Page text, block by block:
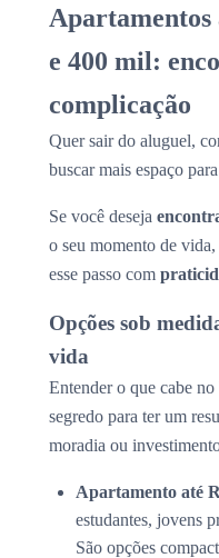
Apartamentos
e 400 mil:
complicação
Quer sair do aluguel,
buscar mais espaço
Se você deseja
o seu momento de
esse passo com
Opções sob
vida
Entender o que cabe no
segredo para ter um
moradia ou
Apartamento até
estudantes, jovens
São opções